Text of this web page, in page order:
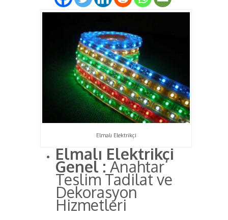
Elmalı Elektrikçi
Elmalı Elektrikçi
Genel :Anahtar
Teslim Tadilat ve
Dekorasyon
Hizmetleri